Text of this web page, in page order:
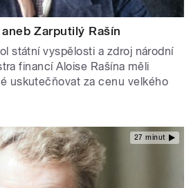
Zarputilý Rašín
státní vyspělosti a zdroj národní
financí Aloise Rašína měli
uskutečňovat za cenu velkého
27 minut